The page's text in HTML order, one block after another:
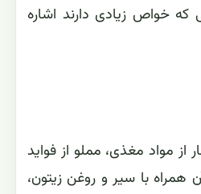
خوراکی که خواص زیادی دارند اشاره
مواد مغذی، مملو از فواید
با سیر و روغن زیتون،